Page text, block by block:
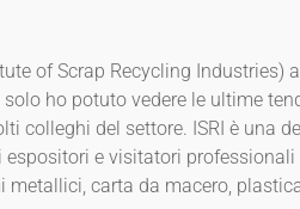
of Scrap Recycling Industries)
ho potuto vedere le ultime
colleghi del settore. ISRI è una
e visitatori
carta da macero,